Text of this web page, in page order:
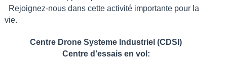
Rejoignez-nous dans cette activité importante pour la
vie.
Centre Drone Systeme Industriel (CDSI)
Centre d’essais en vol: